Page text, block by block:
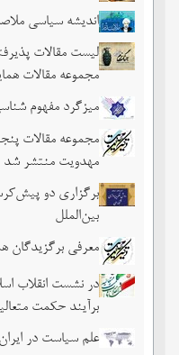
اندیشه سیاسی
لیست مقالات
مجموعه مقالات
میزگرد مفهوم
مجموعه مقالات
مهدویت منتشر شد
برگزاری دو
بین‌الملل
معرفی برگزیدگان
در نشست انقلاب
برآیند حکمت
علم سیاست در ایران